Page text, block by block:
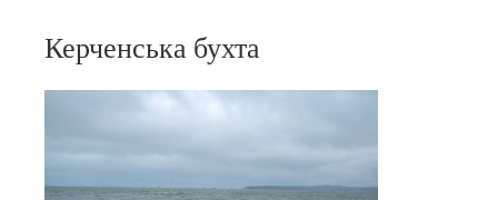
Керченська бухта